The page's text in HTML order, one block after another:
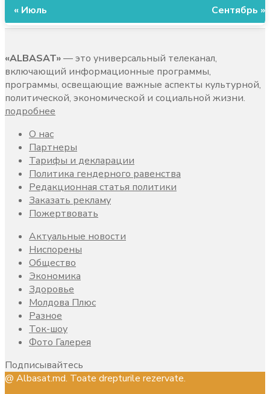
« Июль Сентябрь »
«ALBASAT»— это универсальный телеканал,
включающий информационные программы,
программы, освещающие важные аспекты культурной,
политической, экономической и социальной жизни.
подробнее
О нас
Партнеры
Тарифы и декларации
Политика гендерного равенства
Редакционная статья политики
Заказать рекламу
Пожертвовать
Актуальные новости
Ниспорены
Общество
Экономика
Здоровье
Молдова Плюс
Разное
Ток-шоу
Фото Галерея
Подписывайтесь
Facebook
Instagram
Youtube
@ Albasat.md. Toate drepturile rezervate.